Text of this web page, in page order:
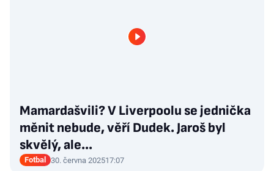
Mamardašvili? V Liverpoolu se jednička
měnit nebude, věří Dudek. Jaroš byl
skvělý, ale...
Fotbal 30. června 202517:07